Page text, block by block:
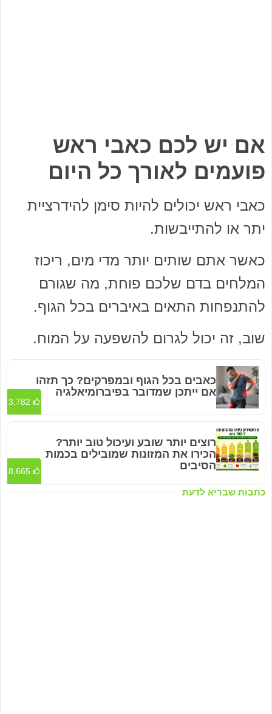
אם יש לכם כאבי ראש
פועמים לאורך כל היום
כאבי ראש יכולים להיות סימן להידרציית
יתר או להתייבשות.
כאשר אתם שותים יותר מדי מים, ריכוז
המלחים בדם שלכם פוחת, מה שגורם
להתנפחות התאים באיברים בכל הגוף.
שוב, זה יכול לגרום להשפעה על המוח.
כתבות שבריא לדעת
כאבים בכל הגוף ובמפרקים? כך תזהו
אם ייתכן שמדובר בפיברומיאלגיה
3,782
רוצים יותר שובע ועיכול טוב יותר?
הכירו את המזונות שמובילים בכמות
הסיבים
8,665